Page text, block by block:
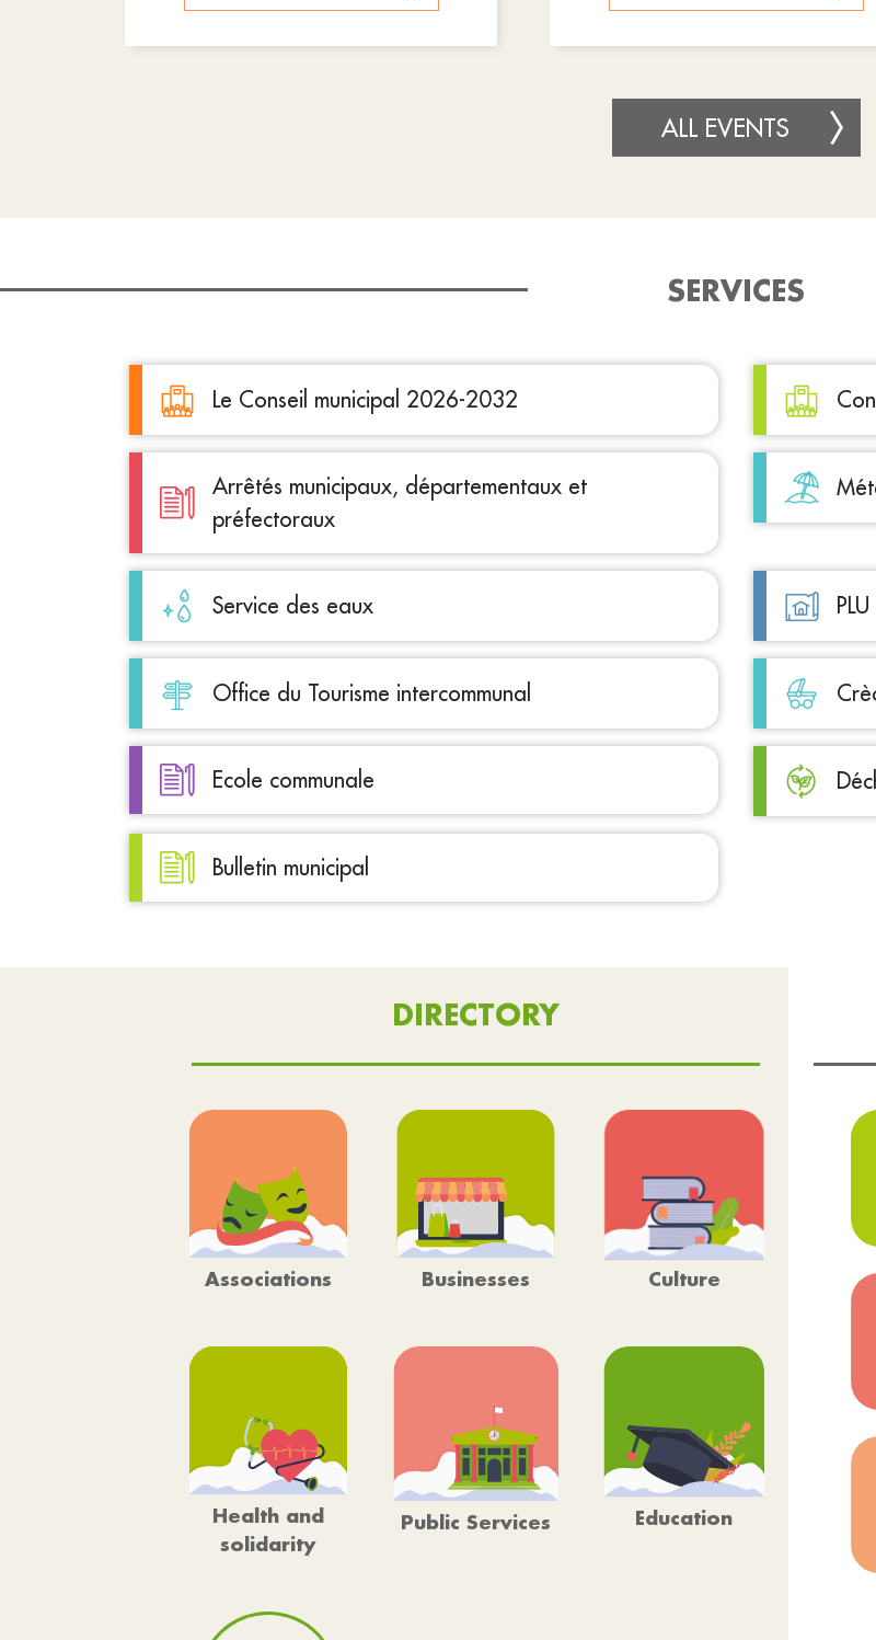
ALL EVENTS
SERVICES
Le Conseil municipal 2026-2032
Arrêtés municipaux, départementaux et
préfectoraux
Service des eaux PLU
Office du Tourisme intercommunal
Ecole communale
Bulletin municipal
DIRECTORY
Associations Businesses Culture
Health and
solidarity
Public Services Education